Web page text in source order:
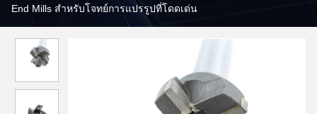
End Mills สําหรับโจทย์การแปรรูปที่โดดเด่น